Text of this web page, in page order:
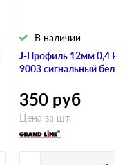
J-Профиль 12мм 0,4 PE
9003 сигнальный
В наличии
350 руб
Цена за шт.